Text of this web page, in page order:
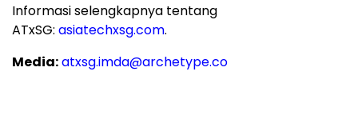
Informasi selengkapnya tentang
ATxSG: asiatechxsg.com.
Media:atxsg.imda@archetype.co